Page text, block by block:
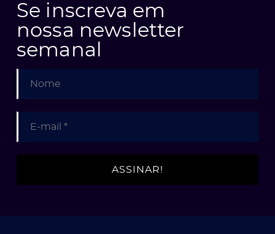
Se inscreva em
nossa newsletter
semanal